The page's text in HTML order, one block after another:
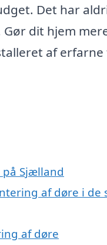
Det har
dit hjem
af erfarne
Sjælland
af døre i de
af døre